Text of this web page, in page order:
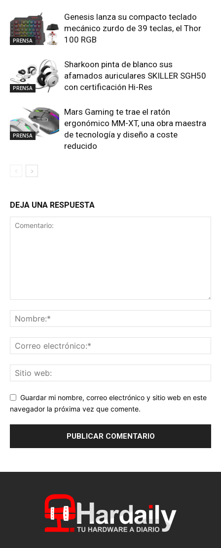
PRENSA
Genesis lanza su compacto teclado
mecánico zurdo de 39 teclas, el Thor
100 RGB
PRENSA
Sharkoon pinta de blanco sus
afamados auriculares SKILLER SGH50
con certificación Hi-Res
PRENSA
Mars Gaming te trae el ratón
ergonómico MM-XT, una obra maestra
de tecnología y diseño a coste
reducido
DEJA UNA RESPUESTA
Guardar mi nombre, correo electrónico y sitio web en este
navegador la próxima vez que comente.